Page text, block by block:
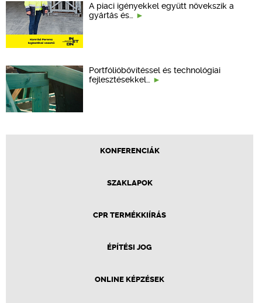
A piaci igényekkel együtt növekszik a
gyártás és…
Portfólióbővítéssel és technológiai
fejlesztésekkel…
KONFERENCIÁK
SZAKLAPOK
CPR TERMÉKKIÍRÁS
ÉPÍTÉSI JOG
ONLINE KÉPZÉSEK